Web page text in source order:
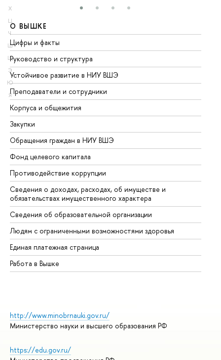
Х
Ц
Ч
Ш
Щ
Э
Ю
Я
О ВЫШКЕ
Цифры и факты
Руководство и структура
Устойчивое развитие в НИУ ВШЭ
Преподаватели и сотрудники
Корпуса и общежития
Закупки
Обращения граждан в НИУ ВШЭ
Фонд целевого капитала
Противодействие коррупции
Сведения о доходах, расходах, об имуществе и
обязательствах имущественного характера
Сведения об образовательной организации
Людям с ограниченными возможностями здоровья
Единая платежная страница
Работа в Вышке
http://www.minobrnauki.gov.ru/
Министерство науки и высшего образования РФ
https://edu.gov.ru/